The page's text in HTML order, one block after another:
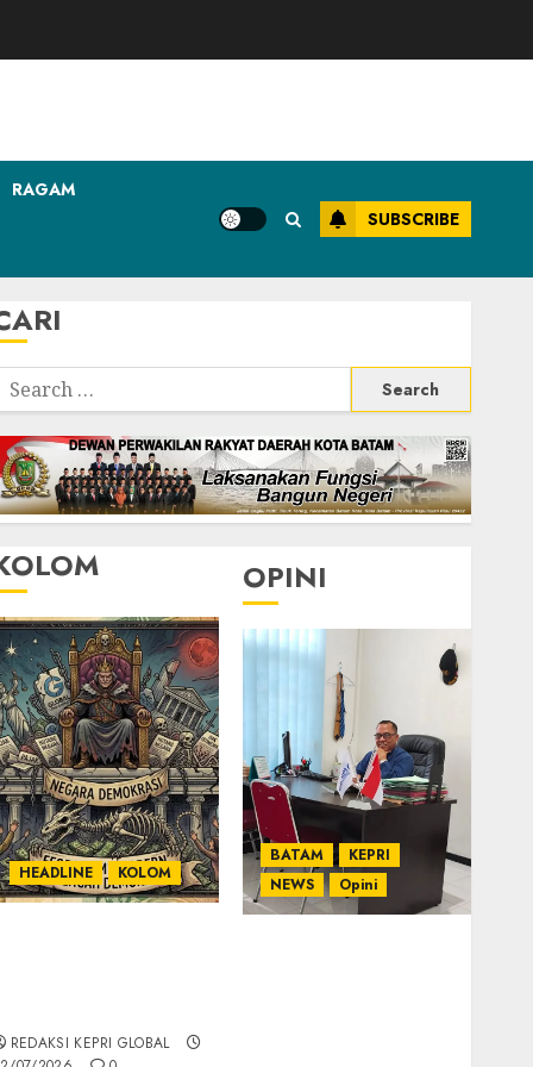
RAGAM
SUBSCRIBE
Search
HEADLINE KOLOM
REDAKSI KEPRI GLOBAL
OPINI
BATAM
KEPRI
NEWS
Opini